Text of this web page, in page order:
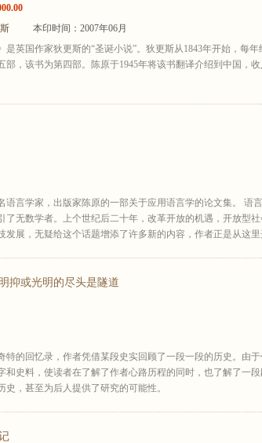
本印时间：2007年06月
是英国作家狄更斯的“圣诞小说”。狄更斯从1843年开始，每
部，该书为第四部。陈原于1945年将该书翻译介绍到中国，收
语言学家，出版家陈原的一部关于应用语言学的论文集。 语
了无数学者。上个世纪后二十年，改革开放的机遇，开放型
发展，无疑给这个话题增添了许多新的内容，作者正是从这里
抑或光明的尽头是隧道
特的回忆录，作者凭借某段史实回顾了一段一段的历史。由
和史料，使读者在了解了作者心路历程的同时，也了解了一
史，甚至为后人提供了研究的可能性。